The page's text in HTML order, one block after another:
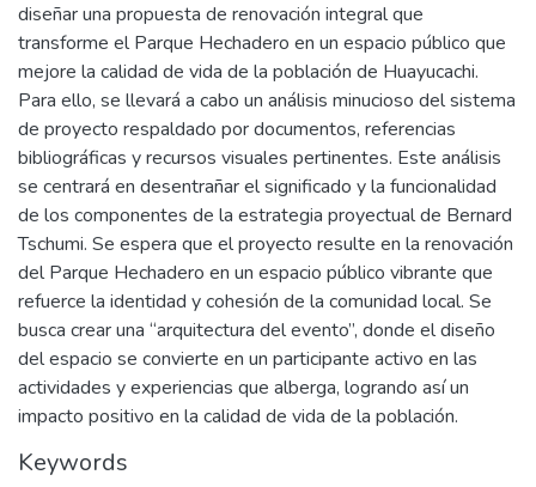
diseñar una propuesta de renovación integral que
transforme el Parque Hechadero en un espacio público que
mejore la calidad de vida de la población de Huayucachi.
Para ello, se llevará a cabo un análisis minucioso del sistema
de proyecto respaldado por documentos, referencias
bibliográficas y recursos visuales pertinentes. Este análisis
se centrará en desentrañar el significado y la funcionalidad
de los componentes de la estrategia proyectual de Bernard
Tschumi. Se espera que el proyecto resulte en la renovación
del Parque Hechadero en un espacio público vibrante que
refuerce la identidad y cohesión de la comunidad local. Se
busca crear una “arquitectura del evento”, donde el diseño
del espacio se convierte en un participante activo en las
actividades y experiencias que alberga, logrando así un
impacto positivo en la calidad de vida de la población.
Keywords